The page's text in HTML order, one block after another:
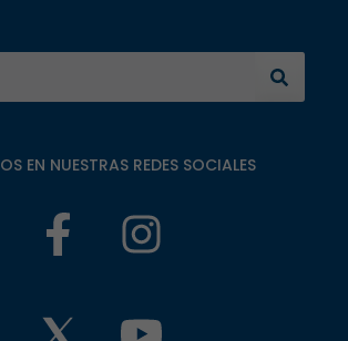
EN NUESTRAS REDES SOCIALES